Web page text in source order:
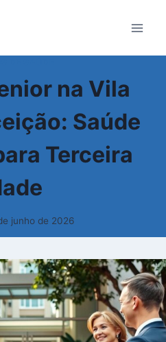
na Vila
Saúde
Terceira
junho de 2026